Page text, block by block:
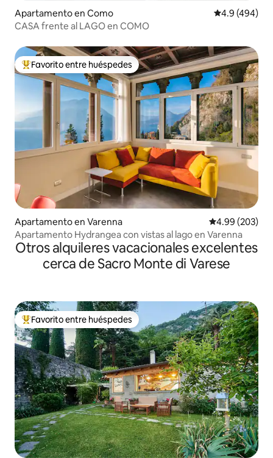
Apartamento en Como Calificación
4.9 (494)
CASA frente al LAGO en COMO
Favorito entre huéspedes preferido
Favorito entre huéspedes
Apartamento en Varenna Calificación
4.99 (203)
Apartamento Hydrangea con vistas al lago en Varenna
Otros alquileres vacacionales excelentes
cerca de Sacro Monte di Varese
Favorito entre huéspedes preferido
Favorito entre huéspedes